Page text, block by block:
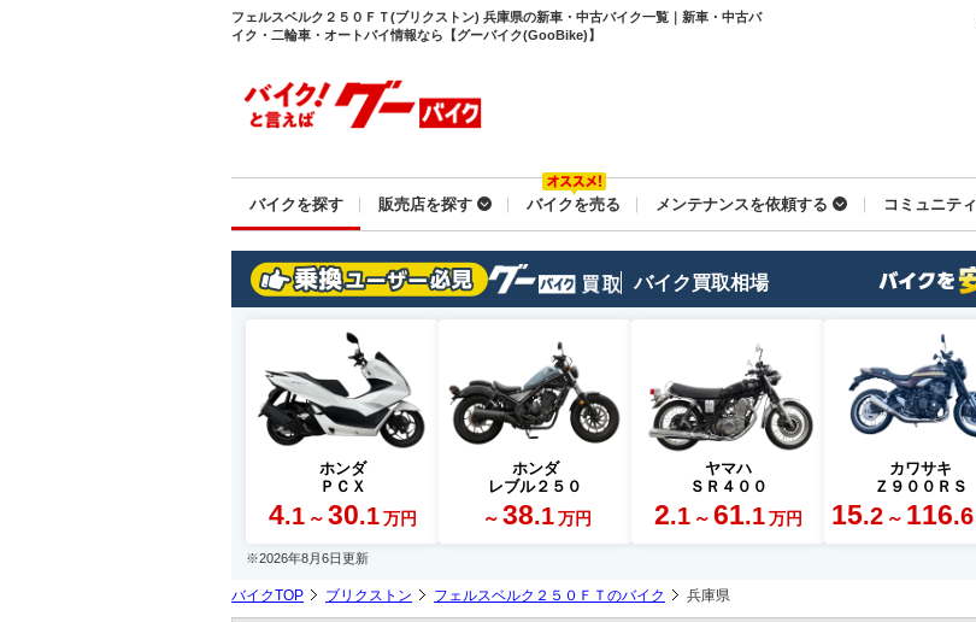
フェルスベルク２５０ＦＴ(ブリクストン) 兵庫県の新車・中古バイク一覧｜新車・中古バ
イク・二輪車・オートバイ情報なら【グーバイク(GooBike)】
バイクを探す 販売店を探す バイクを売る メンテナンスを依頼する コミュニティ
バイク買取相場
ホンダ
ＰＣＸ
4.1 ～ 30.1 万円
ホンダ
レブル２５０
～ 38.1 万円
ヤマハ
ＳＲ４００
2.1 ～ 61.1 万円
カワサキ
Ｚ９００ＲＳ
15.2 ～ 116.6
※2026年8月6日更新
バイクTOP ブリクストン フェルスベルク２５０ＦＴのバイク 兵庫県